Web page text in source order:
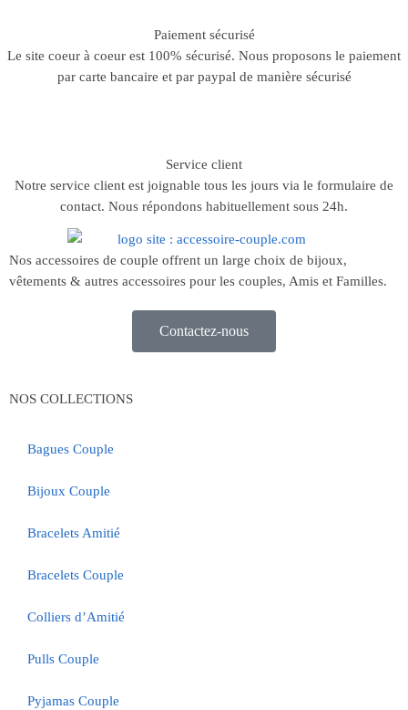
Paiement sécurisé
Le site coeur à coeur est 100% sécurisé. Nous proposons le paiement
par carte bancaire et par paypal de manière sécurisé
Service client
Notre service client est joignable tous les jours via le formulaire de
contact. Nous répondons habituellement sous 24h.
Nos accessoires de couple offrent un large choix de bijoux,
vêtements & autres accessoires pour les couples, Amis et Familles.
Contactez-nous
NOS COLLECTIONS
Bagues Couple
Bijoux Couple
Bracelets Amitié
Bracelets Couple
Colliers d’Amitié
Pulls Couple
Pyjamas Couple